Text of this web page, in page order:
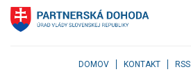
Klávesové
skratky
Skočiť
DOMOV KONTAKT RSS